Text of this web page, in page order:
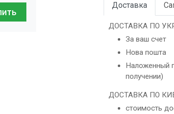
Доставка
ДОСТАВКА ПО
За ваш счет
Нова пошта
Наложенный
получении)
ДОСТАВКА ПО
стоимость